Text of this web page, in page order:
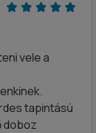
vele a
tapintású
doboz